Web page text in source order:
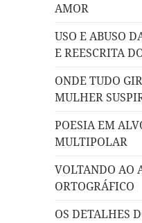
AMOR
USO E ABUSO
E REESCRITA
ONDE TUDO
MULHER
POESIA EM
MULTIPOLAR
VOLTANDO AO
ORTOGRÁFICO
OS DETALHES